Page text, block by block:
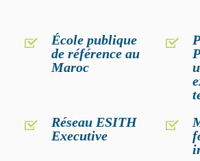
École publique
de référence au
Maroc
Réseau ESITH
Executive